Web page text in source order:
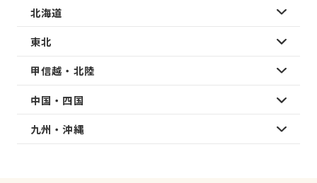
北海道
東北
甲信越・北陸
中国・四国
九州・沖縄